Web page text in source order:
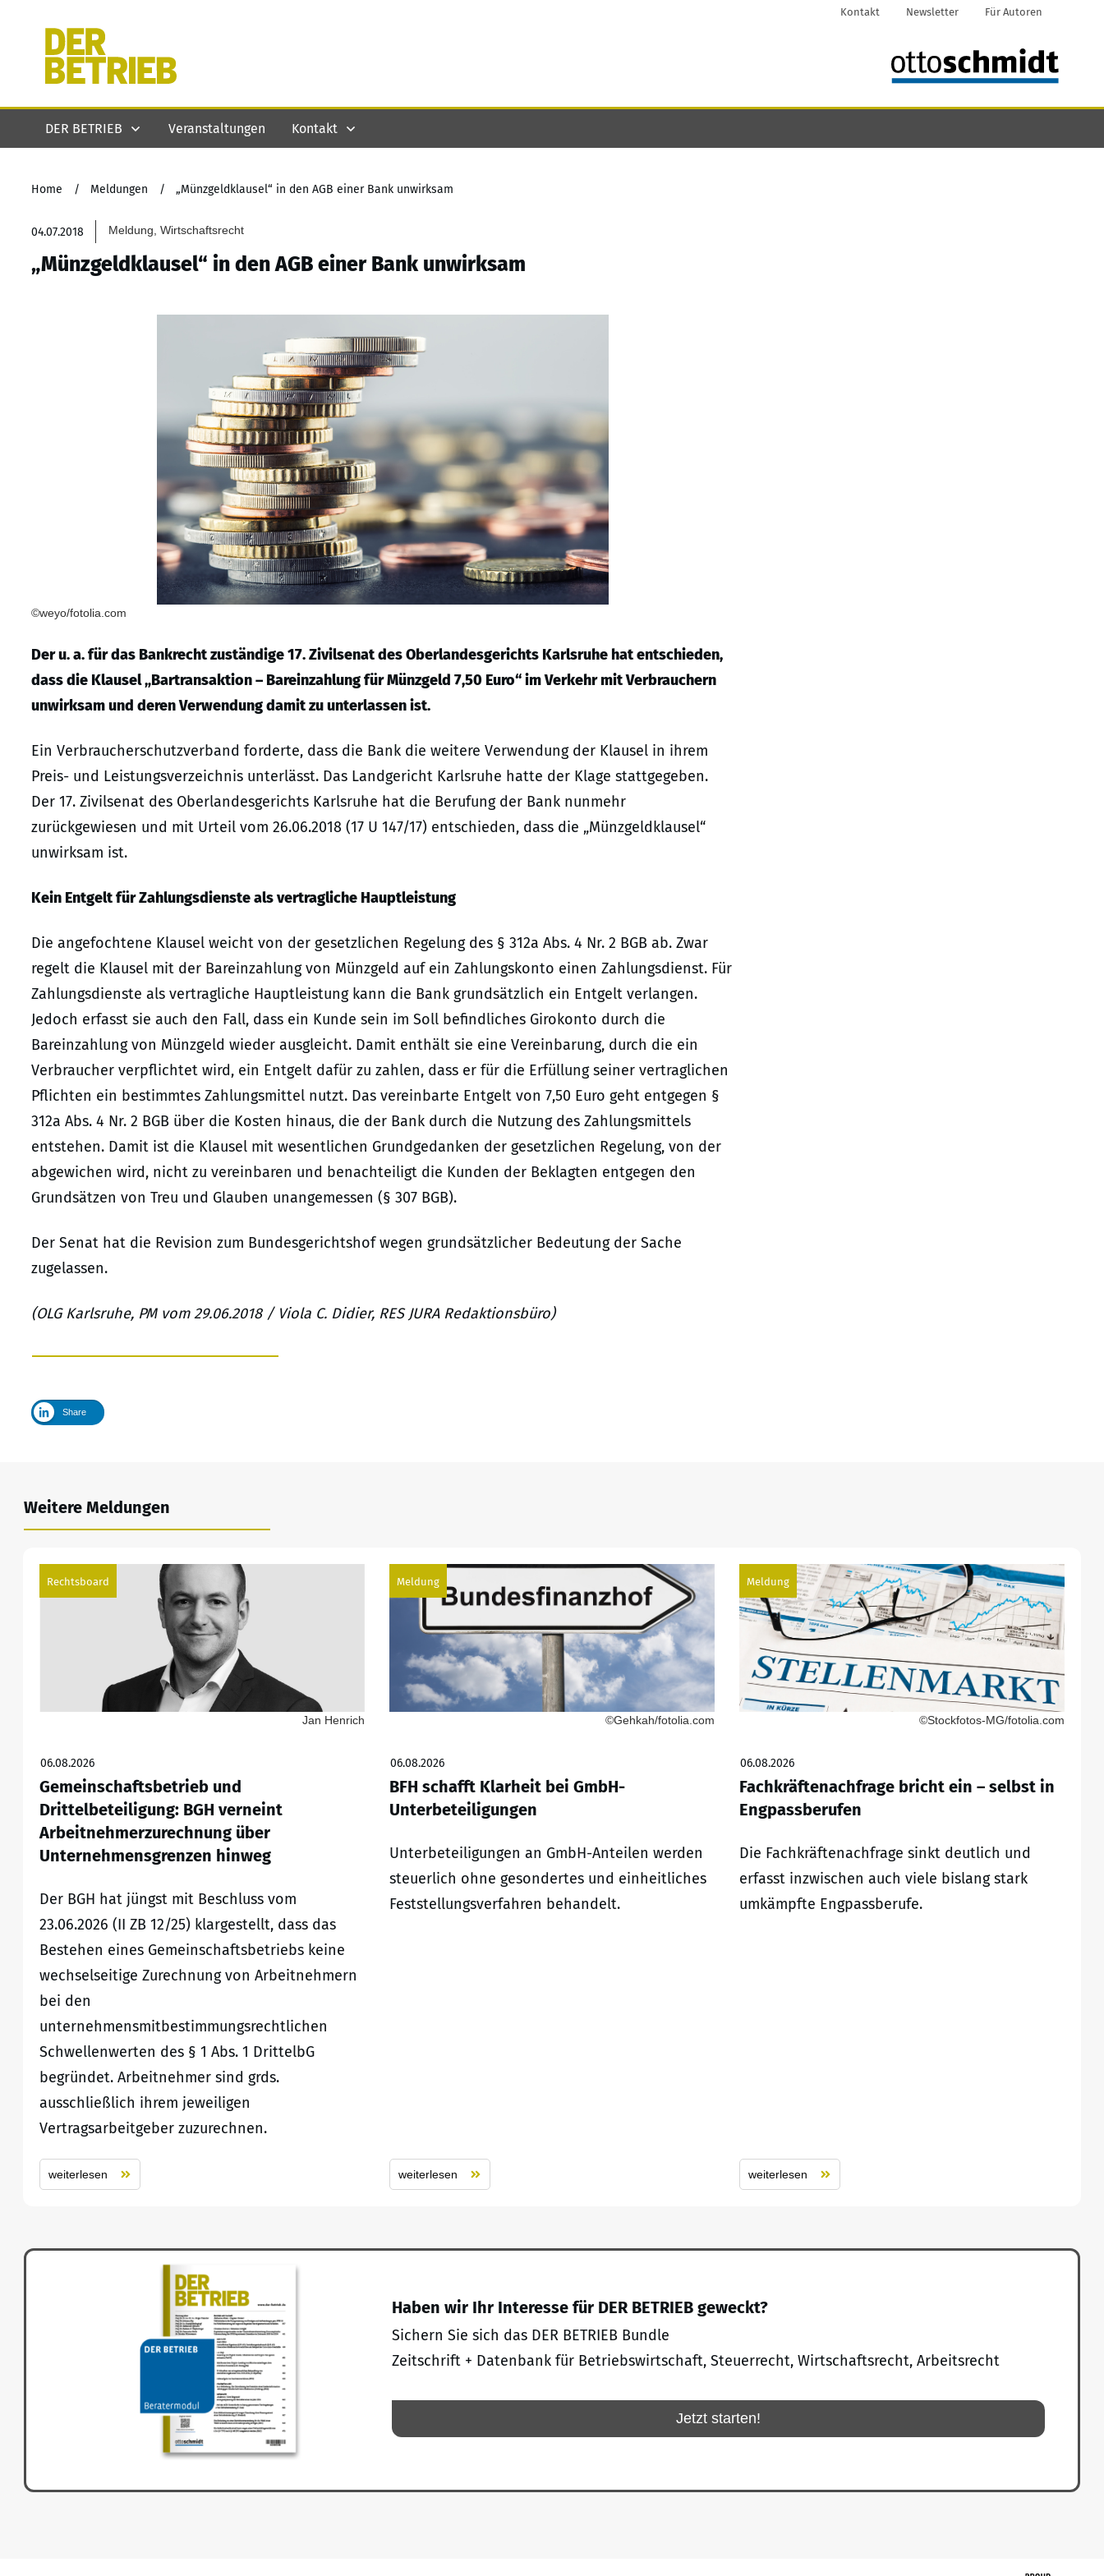
Kontakt Newsletter Für Autoren
DER BETRIEB Veranstaltungen Kontakt
Home / Meldungen / „Münzgeldklausel“ in den AGB einer Bank unwirksam
04.07.2018 Meldung, Wirtschaftsrecht
„Münzgeldklausel“ in den AGB einer Bank unwirksam
©weyo/fotolia.com
Der u. a. für das Bankrecht zuständige 17. Zivilsenat des Oberlandesgerichts Karlsruhe hat entschieden,
dass die Klausel „Bartransaktion – Bareinzahlung für Münzgeld 7,50 Euro“ im Verkehr mit Verbrauchern
unwirksam und deren Verwendung damit zu unterlassen ist.
Ein Verbraucherschutzverband forderte, dass die Bank die weitere Verwendung der Klausel in ihrem
Preis- und Leistungsverzeichnis unterlässt. Das Landgericht Karlsruhe hatte der Klage stattgegeben.
Der 17. Zivilsenat des Oberlandesgerichts Karlsruhe hat die Berufung der Bank nunmehr
zurückgewiesen und mit Urteil vom 26.06.2018 (17 U 147/17) entschieden, dass die „Münzgeldklausel“
unwirksam ist.
Kein Entgelt für Zahlungsdienste als vertragliche Hauptleistung
Die angefochtene Klausel weicht von der gesetzlichen Regelung des § 312a Abs. 4 Nr. 2 BGB ab. Zwar
regelt die Klausel mit der Bareinzahlung von Münzgeld auf ein Zahlungskonto einen Zahlungsdienst. Für
Zahlungsdienste als vertragliche Hauptleistung kann die Bank grundsätzlich ein Entgelt verlangen.
Jedoch erfasst sie auch den Fall, dass ein Kunde sein im Soll befindliches Girokonto durch die
Bareinzahlung von Münzgeld wieder ausgleicht. Damit enthält sie eine Vereinbarung, durch die ein
Verbraucher verpflichtet wird, ein Entgelt dafür zu zahlen, dass er für die Erfüllung seiner vertraglichen
Pflichten ein bestimmtes Zahlungsmittel nutzt. Das vereinbarte Entgelt von 7,50 Euro geht entgegen §
312a Abs. 4 Nr. 2 BGB über die Kosten hinaus, die der Bank durch die Nutzung des Zahlungsmittels
entstehen. Damit ist die Klausel mit wesentlichen Grundgedanken der gesetzlichen Regelung, von der
abgewichen wird, nicht zu vereinbaren und benachteiligt die Kunden der Beklagten entgegen den
Grundsätzen von Treu und Glauben unangemessen (§ 307 BGB).
Der Senat hat die Revision zum Bundesgerichtshof wegen grundsätzlicher Bedeutung der Sache
zugelassen.
(OLG Karlsruhe, PM vom 29.06.2018 / Viola C. Didier, RES JURA Redaktionsbüro)
Share
Weitere Meldungen
Rechtsboard
Jan Henrich
06.08.2026
Gemeinschaftsbetrieb und
Drittelbeteiligung: BGH verneint
Arbeitnehmerzurechnung über
Unternehmensgrenzen hinweg
Der BGH hat jüngst mit Beschluss vom
23.06.2026 (II ZB 12/25) klargestellt, dass das
Bestehen eines Gemeinschaftsbetriebs keine
wechselseitige Zurechnung von Arbeitnehmern
bei den
unternehmensmitbestimmungsrechtlichen
Schwellenwerten des § 1 Abs. 1 DrittelbG
begründet. Arbeitnehmer sind grds.
ausschließlich ihrem jeweiligen
Vertragsarbeitgeber zuzurechnen.
weiterlesen
Meldung
©Gehkah/fotolia.com
06.08.2026
BFH schafft Klarheit bei GmbH-
Unterbeteiligungen
Unterbeteiligungen an GmbH-Anteilen werden
steuerlich ohne gesondertes und einheitliches
Feststellungsverfahren behandelt.
weiterlesen
Meldung
©Stockfotos-MG/fotolia.com
06.08.2026
Fachkräftenachfrage bricht ein – selbst in
Engpassberufen
Die Fachkräftenachfrage sinkt deutlich und
erfasst inzwischen auch viele bislang stark
umkämpfte Engpassberufe.
weiterlesen
Haben wir Ihr Interesse für DER BETRIEB geweckt?
Sichern Sie sich das DER BETRIEB Bundle
Zeitschrift + Datenbank für Betriebswirtschaft, Steuerrecht, Wirtschaftsrecht, Arbeitsrecht
Jetzt starten!